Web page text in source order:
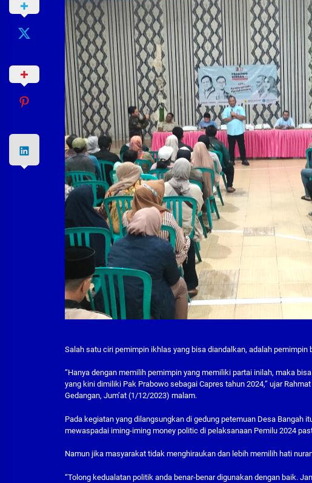
Salah satu ciri pemimpin ikhlas yang bisa diandalkan, adalah
“Hanya dengan memilih pemimpin yang memiliki partai inilah, maka
yang kini dimiliki Pak Prabowo sebagai Capres tahun 2024,” ujar
Gedangan, Jum’at (1/12/2023) malam.
Pada kegiatan yang dilangsungkan di gedung petemuan Desa Bangah
mewaspadai iming-iming money politic di pelaksanaan Pemilu 2024
Namun jika masyarakat tidak menghiraukan dan lebih memilih hati
“Tolong kedualatan politik anda benar-benar digunakan dengan baik.